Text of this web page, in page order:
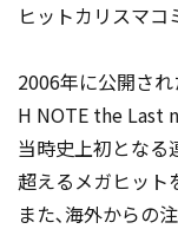
ヒットカリスマコ
2006年に公開さ
H NOTE the Last
当時史上初となる
超えるメガヒット
また､海外からの